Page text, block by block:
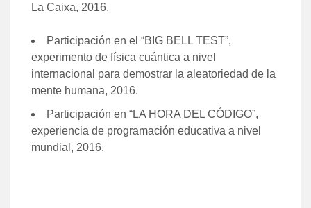
La Caixa, 2016.
Participación en el “BIG BELL TEST”,
experimento de física cuántica a nivel
internacional para demostrar la aleatoriedad de la
mente humana, 2016.
Participación en “LA HORA DEL CÓDIGO”,
experiencia de programación educativa a nivel
mundial, 2016.